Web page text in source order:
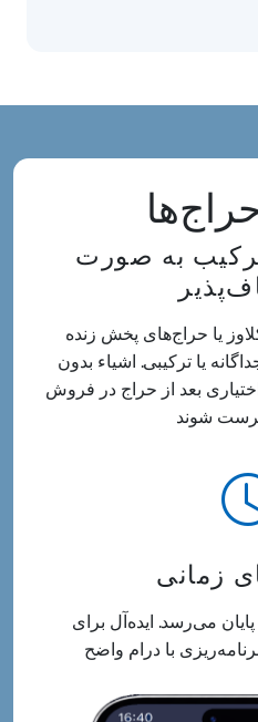
به صورت
یا حراج‌های پخش زنده
یا ترکیبی. اشیاء بدون
بعد از حراج در فروش
زمانی
می‌رسد. ایده‌آل برای